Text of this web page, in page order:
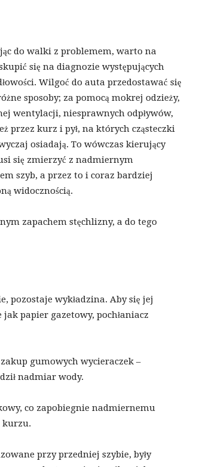
do walki z problemem, warto na
się na diagnozie występujących
Wilgoć do auta przedostawać się
sposoby; za pomocą mokrej odzieży,
wentylacji, niesprawnych odpływów,
przez kurz i pył, na których cząsteczki
osiadają. To wówczas kierujący
się zmierzyć z nadmiernym
szyb, a przez to i coraz bardziej
widocznością.
zapachem stęchlizny, a do tego
pozostaje wykładzina. Aby się jej
papier gazetowy, pochłaniacz
gumowych wycieraczek –
nadmiar wody.
co zapobiegnie nadmiernemu
kurzu.
przy przedniej szybie, były